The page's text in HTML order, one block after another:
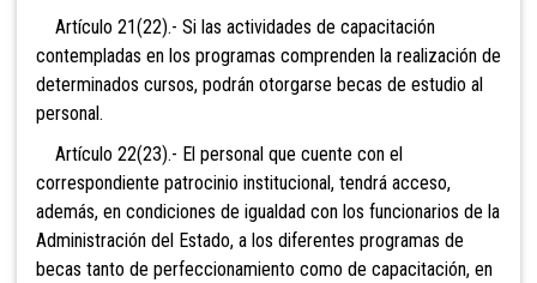
Artículo 21(22).- Si las actividades de capacitación
contempladas en los programas comprenden la realización de
determinados cursos, podrán otorgarse becas de estudio al
personal.
Artículo 22(23).- El personal que cuente con el
correspondiente patrocinio institucional, tendrá acceso,
además, en condiciones de igualdad con los funcionarios de la
Administración del Estado, a los diferentes programas de
becas tanto de perfeccionamiento como de capacitación, en